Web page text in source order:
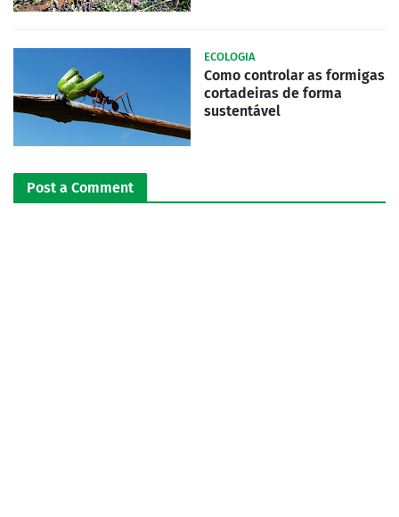
ECOLOGIA
Como controlar as formigas
cortadeiras de forma
sustentável
Post a Comment